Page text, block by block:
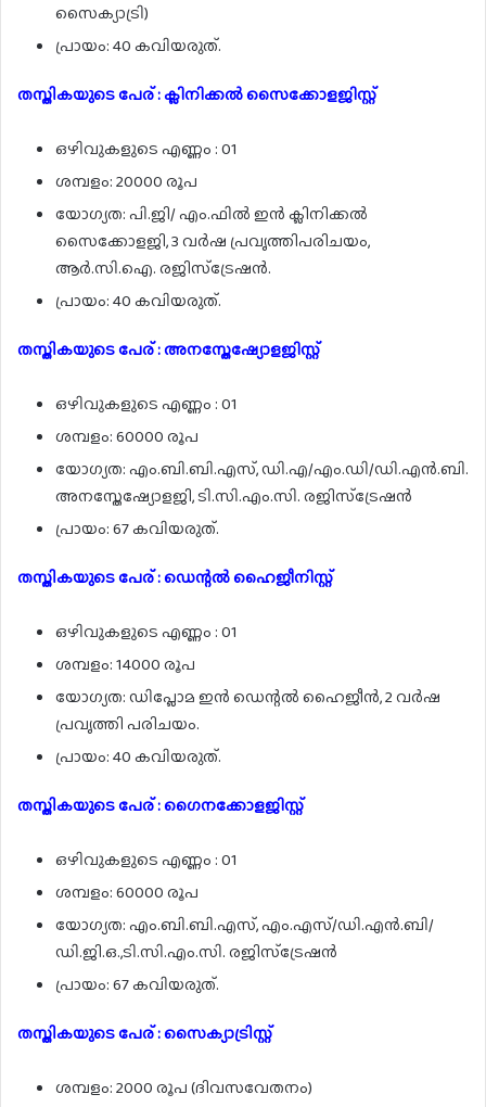
സൈക്യാട്രി)
പ്രായം: 40 കവിയരുത്.
തസ്തികയുടെ പേര് : ക്ലിനിക്കൽ സൈക്കോളജിസ്റ്റ്
ഒഴിവുകളുടെ എണ്ണം : 01
ശമ്പളം: 20000 രൂപ
യോഗ്യത: പി.ജി/ എം.ഫിൽ ഇൻ ക്ലിനിക്കൽ
സൈക്കോളജി, 3 വർഷ പ്രവൃത്തിപരിചയം,
ആർ.സി.ഐ. രജിസ്ട്രേഷൻ.
പ്രായം: 40 കവിയരുത്.
തസ്തികയുടെ പേര് : അനസ്തേഷ്യോളജിസ്റ്റ്
ഒഴിവുകളുടെ എണ്ണം : 01
ശമ്പളം: 60000 രൂപ
യോഗ്യത: എം.ബി.ബി.എസ്, ഡി.എ/എം.ഡി/ഡി.എൻ.ബി.
അനസ്തേഷ്യോളജി, ടി.സി.എം.സി. രജിസ്ട്രേഷൻ
പ്രായം: 67 കവിയരുത്.
തസ്തികയുടെ പേര് : ഡെന്റൽ ഹൈജീനിസ്റ്റ്
ഒഴിവുകളുടെ എണ്ണം : 01
ശമ്പളം: 14000 രൂപ
യോഗ്യത: ഡിപ്ലോമ ഇൻ ഡെന്റൽ ഹൈജീൻ, 2 വർഷ
പ്രവൃത്തി പരിചയം.
പ്രായം: 40 കവിയരുത്.
തസ്തികയുടെ പേര് : ഗൈനക്കോളജിസ്റ്റ്
ഒഴിവുകളുടെ എണ്ണം : 01
ശമ്പളം: 60000 രൂപ
യോഗ്യത: എം.ബി.ബി.എസ്, എം.എസ്/ഡി.എൻ.ബി/
ഡി.ജി.ഒ.,ടി.സി.എം.സി. രജിസ്ട്രേഷൻ
പ്രായം: 67 കവിയരുത്.
തസ്തികയുടെ പേര് : സൈക്യാട്രിസ്റ്റ്
ശമ്പളം: 2000 രൂപ (ദിവസവേതനം)